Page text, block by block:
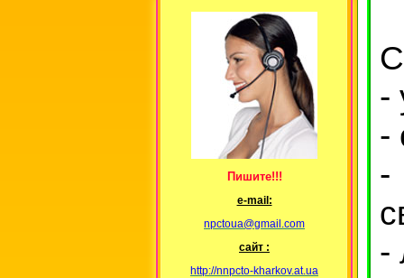
Пишите!!!
е-mail:
npctoua@gmail.com
сайт :
http://nnpcto-kharkov.at.ua
-
-
-
-